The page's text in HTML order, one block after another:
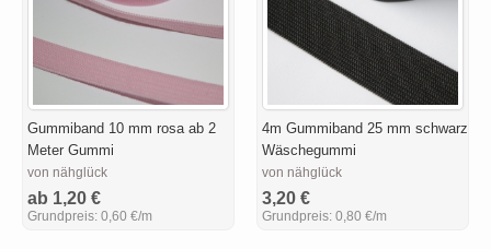
Gummiband 10 mm rosa ab 2
Meter Gummi
von nähglück
ab 1,20 €
Grundpreis: 0,60 €/m
4m Gummiband 25 mm schwarz
Wäschegummi
von nähglück
3,20 €
Grundpreis: 0,80 €/m